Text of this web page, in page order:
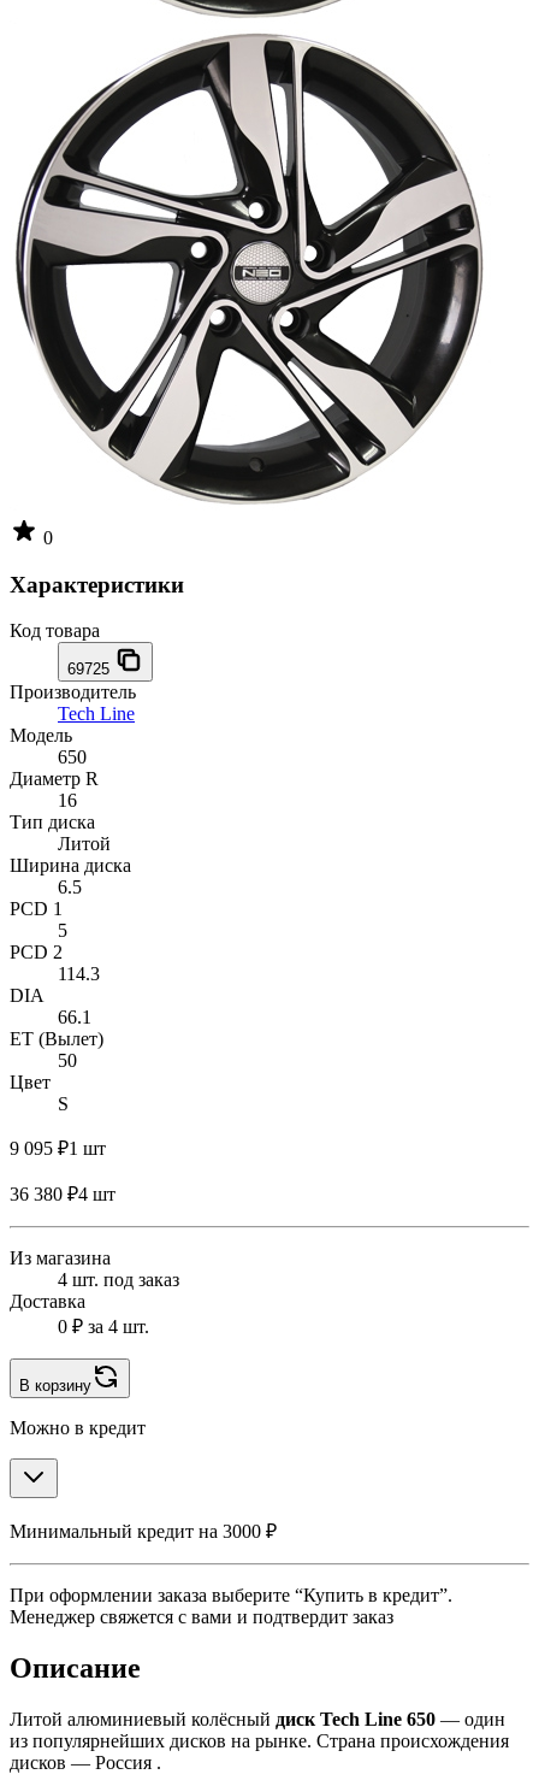
0
Характеристики
Код товара
69725
Производитель
Tech Line
Модель
650
Диаметр R
16
Тип диска
Литой
Ширина диска
6.5
PCD 1
5
PCD 2
114.3
DIA
66.1
ET (Вылет)
50
Цвет
S
9 095 ₽1 шт
36 380 ₽4 шт
Из магазина
4 шт. под заказ
Доставка
0 ₽ за 4 шт.
В корзину
Можно в кредит
Минимальный кредит на 3000 ₽
При оформлении заказа выберите “Купить в кредит”.
Менеджер свяжется с вами и подтвердит заказ
Описание
Литой алюминиевый колёсный диск Tech Line 650 — один
из популярнейших дисков на рынке. Страна происхождения
дисков — Россия .